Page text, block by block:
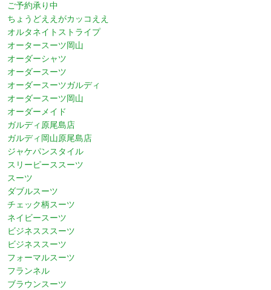
ご予約承り中
ちょうどええがカッコええ
オルタネイトストライプ
オータースーツ岡山
オーダーシャツ
オーダースーツ
オーダースーツガルディ
オーダースーツ岡山
オーダーメイド
ガルディ原尾島店
ガルディ岡山原尾島店
ジャケパンスタイル
スリーピーススーツ
スーツ
ダブルスーツ
チェック柄スーツ
ネイビースーツ
ビジネスススーツ
ビジネススーツ
フォーマルスーツ
フランネル
ブラウンスーツ